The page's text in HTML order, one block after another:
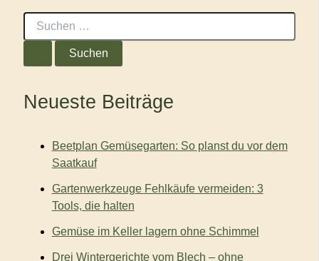
S
Neueste Beiträge
Beetplan Gemüsegarten: So planst du vor dem
Saatkauf
Gartenwerkzeuge Fehlkäufe vermeiden: 3
Tools, die halten
Gemüse im Keller lagern ohne Schimmel
Drei Wintergerichte vom Blech – ohne